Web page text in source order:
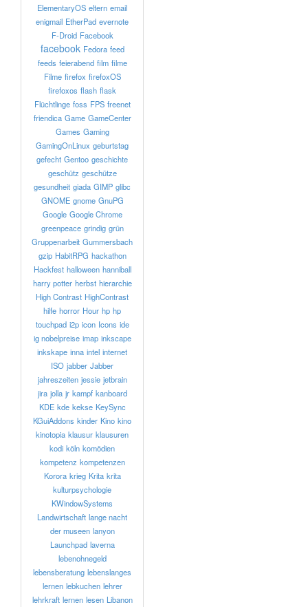
ElementaryOS eltern email
enigmail EtherPad evernote
F-Droid Facebook
facebook Fedora feed
feeds feierabend film filme
Filme firefox firefoxOS
firefoxos flash flask
Flüchtlinge foss FPS freenet
friendica Game GameCenter
Games Gaming
GamingOnLinux geburtstag
gefecht Gentoo geschichte
geschütz geschütze
gesundheit giada GIMP glibc
GNOME gnome GnuPG
Google Google Chrome
greenpeace grindig grün
Gruppenarbeit Gummersbach
gzip HabitRPG hackathon
Hackfest halloween hanniball
harry potter herbst hierarchie
High Contrast HighContrast
hilfe horror Hour hp hp
touchpad i2p icon Icons ide
ig nobelpreise imap inkscape
inkskape inna intel internet
ISO jabber Jabber
jahreszeiten jessie jetbrain
jira jolla jr kampf kanboard
KDE kde kekse KeySync
KGuiAddons kinder Kino kino
kinotopia klausur klausuren
kodi köln komödien
kompetenz kompetenzen
Korora krieg Krita krita
kulturpsychologie
KWindowSystems
Landwirtschaft lange nacht
der museen lanyon
Launchpad laverna
lebenohnegeld
lebensberatung lebenslanges
lernen lebkuchen lehrer
lehrkraft lernen lesen Libanon